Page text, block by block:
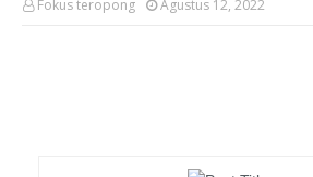
Fokus teropong Agustus 12, 2022